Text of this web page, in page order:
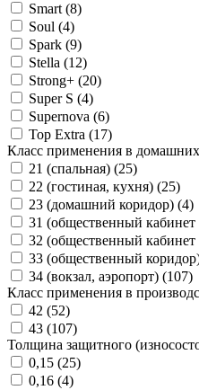
Smart (8)
Soul (4)
Spark (9)
Stella (12)
Strong+ (20)
Super S (4)
Supernova (6)
Top Extra (17)
Класс применения в
21 (спальная) (25)
22 (гостиная, кухня) (25)
23 (домашний коридор) (4)
31 (общественный кабинет
32 (общественный
33 (общественный
34 (вокзал, аэропорт) (107)
Класс применения в
42 (52)
43 (107)
Толщина защитного
0,15 (25)
0,16 (4)